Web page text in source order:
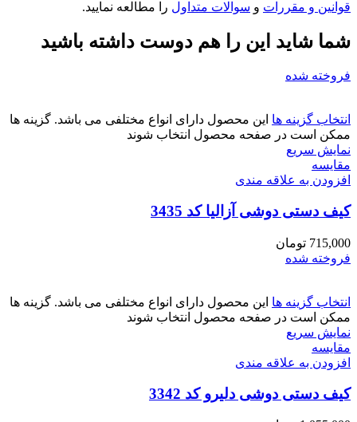
قوانین و مقررات و سوالات متداول را مطالعه نمایید.
شما شاید این را هم دوست داشته باشید
فروخته شده
انتخاب گزینه ها این محصول دارای انواع مختلفی می باشد. گزینه ها
ممکن است در صفحه محصول انتخاب شوند
نمایش سریع
مقايسه
افزودن به علاقه مندی
کیف دستی دوشی آزالیا کد 3435
715,000 تومان
فروخته شده
انتخاب گزینه ها این محصول دارای انواع مختلفی می باشد. گزینه ها
ممکن است در صفحه محصول انتخاب شوند
نمایش سریع
مقايسه
افزودن به علاقه مندی
کیف دستی دوشی دلیرو کد 3342